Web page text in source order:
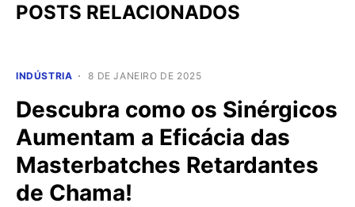
POSTS RELACIONADOS
INDÚSTRIA 8 DE JANEIRO DE 2025
Descubra como os Sinérgicos
Aumentam a Eficácia das
Masterbatches Retardantes
de Chama!